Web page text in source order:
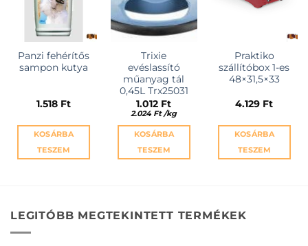
Panzi fehérítős
sampon kutya
1.518 Ft
KOSÁRBA
TESZEM
Trixie
evéslassító
műanyag tál
0,45L Trx25031
1.012 Ft
2.024 Ft /kg
KOSÁRBA
TESZEM
Praktiko
szállítóbox 1-es
48×31,5×33
4.129 Ft
KOSÁRBA
TESZEM
LEGITÓBB MEGTEKINTETT TERMÉKEK